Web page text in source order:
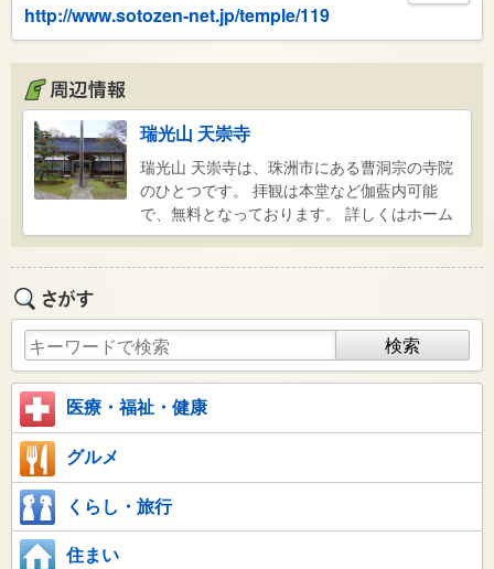
http://www.sotozen-net.jp/temple/119
瑞光山 天崇寺
瑞光山 天崇寺は、珠洲市にある曹洞宗の寺院
のひとつです。 拝観は本堂など伽藍内可能
で、無料となっております。 詳しくはホーム
ページをご覧ください。
医療・福祉・健康
グルメ
くらし・旅行
住まい